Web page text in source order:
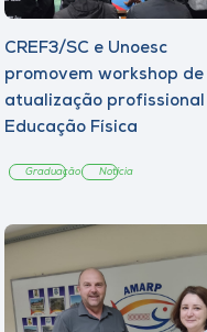
CREF3/SC e Unoesc
promovem workshop de
atualização profissional
Educação Física
Graduação Notícia